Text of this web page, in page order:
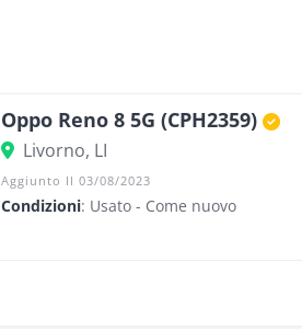
Oppo Reno 8 5G (CPH2359)
Livorno, LI
Aggiunto Il 03/08/2023
Condizioni: Usato - Come nuovo